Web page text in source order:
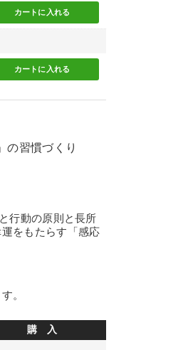
カートに 入れる
カートに 入れる
の習慣づくり
行動の原則と長所
をもたらす「感応
。
購 入